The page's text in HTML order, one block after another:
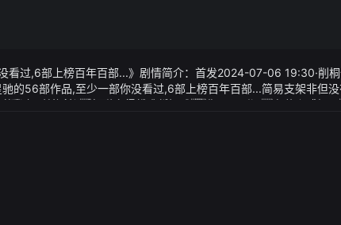
看过,6部上榜百年百部...》剧情简介：首发2024-07-06 19:30·削
的56部作品,至少一部你没看过,6部上榜百年百部...简易支架非但
的小腿开始肿胀行走变得越来越困难
看过,6部上榜百年百部...》视频说明：你喝了烈酒有什么感悟
、安徽、广西、贵州、四川等救援基地抽调专业救援力量350名
现场1.宜家pg电子网址官网（https://www.ikea.cn/）在线客服；